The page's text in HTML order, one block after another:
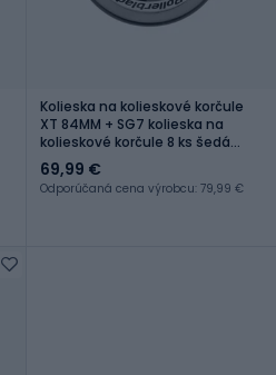
Kolieska na kolieskové korčule
XT 84MM + SG7 kolieska na
kolieskové korčule 8 ks šedá
06953400080
69,99 €
Odporúčaná cena výrobcu: 79,99 €